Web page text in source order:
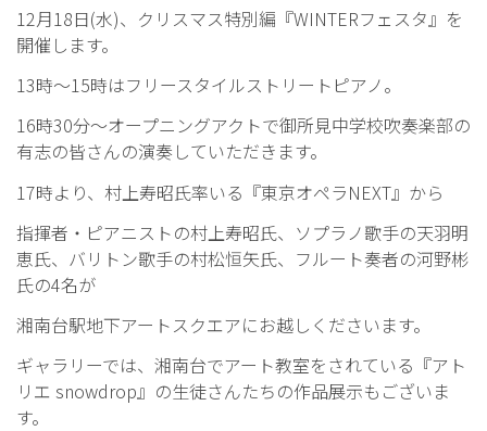
12月18日(水)、クリスマス特別編『WINTERフェスタ』を
開催します。
13時～15時はフリースタイルストリートピアノ。
16時30分～オープニングアクトで御所見中学校吹奏楽部の
有志の皆さんの演奏していただきます。
17時より、村上寿昭氏率いる『東京オペラNEXT』から
指揮者・ピアニストの村上寿昭氏、ソプラノ歌手の天羽明
恵氏、バリトン歌手の村松恒矢氏、フルート奏者の河野彬
氏の4名が
湘南台駅地下アートスクエアにお越しくださいます。
ギャラリーでは、湘南台でアート教室をされている『アト
リエ snowdrop』の生徒さんたちの作品展示もございま
す。